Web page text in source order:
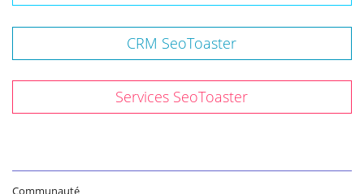
CRM SeoToaster
Services SeoToaster
Communauté